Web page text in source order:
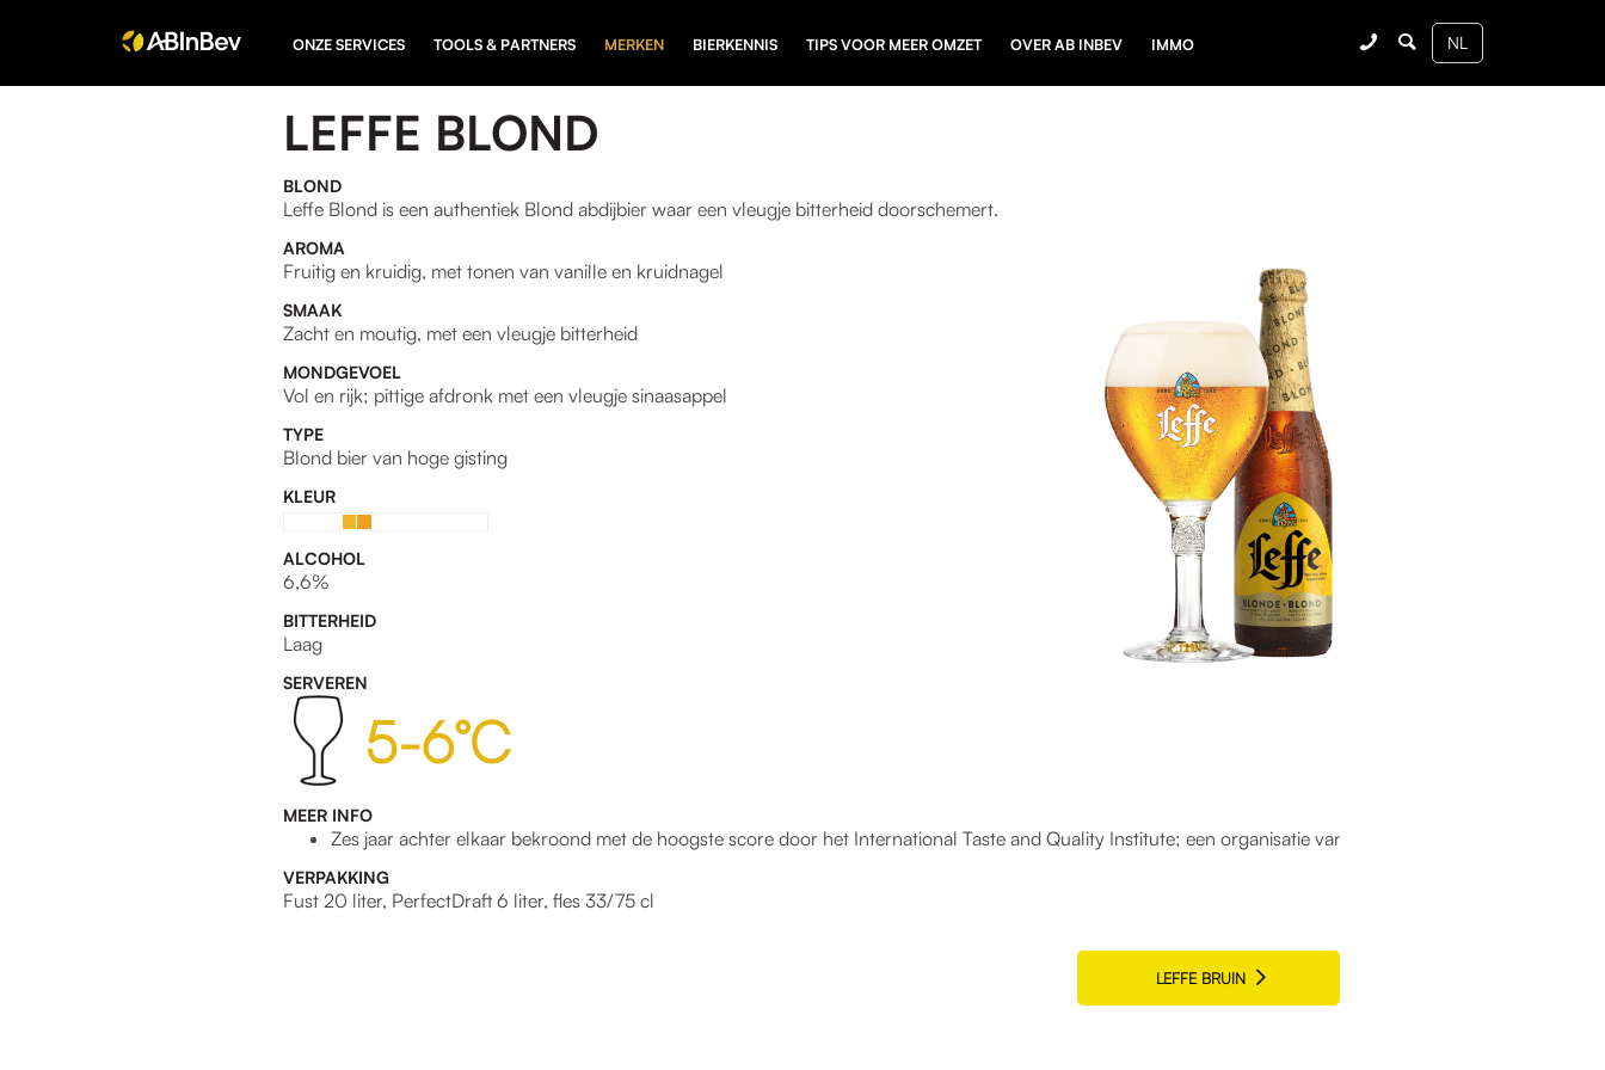
ONZE SERVICES TOOLS & PARTNERS MERKEN BIERKENNIS TIPS VOOR MEER OMZET OVER AB INBEV IMMO
LEFFE BLOND
BLOND
Leffe Blond is een authentiek Blond abdijbier waar een vleugje bitterheid doorschemert.
AROMA
Fruitig en kruidig, met tonen van vanille en kruidnagel
SMAAK
Zacht en moutig, met een vleugje bitterheid
MONDGEVOEL
Vol en rijk; pittige afdronk met een vleugje sinaasappel
TYPE
Blond bier van hoge gisting
KLEUR
ALCOHOL
6,6%
BITTERHEID
Laag
SERVEREN
5-6°C
MEER INFO
Zes jaar achter elkaar bekroond met de hoogste score door het International Taste and Quality Institute; een organisatie van chef-koks en sommeliers
VERPAKKING
Fust 20 liter, PerfectDraft 6 liter, fles 33/75 cl
LEFFE BRUIN